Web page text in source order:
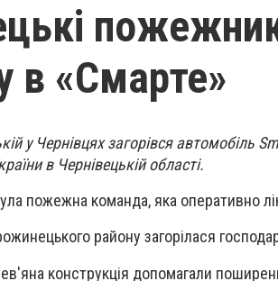
в «Смарте»
у Чернівцях загорівся автомобіль
в Чернівецькій області.
пожежна команда, яка оперативно
району загорілася
конструкція допомагали